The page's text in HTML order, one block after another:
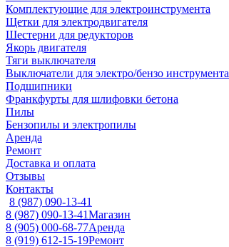
Комплектующие для электроинструмента
Щетки для электродвигателя
Шестерни для редукторов
Якорь двигателя
Тяги выключателя
Выключатели для электро/бензо инструмента
Подшипники
Франкфурты для шлифовки бетона
Пилы
Бензопилы и электропилы
Аренда
Ремонт
Доставка и оплата
Отзывы
Контакты
8 (987) 090-13-41
8 (987) 090-13-41Магазин
8 (905) 000-68-77Аренда
8 (919) 612-15-19Ремонт